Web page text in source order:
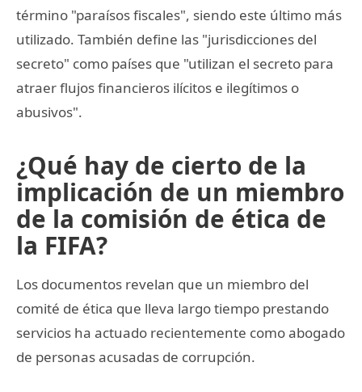
término "paraísos fiscales", siendo este último más
utilizado. También define las "jurisdicciones del
secreto" como países que "utilizan el secreto para
atraer flujos financieros ilícitos e ilegítimos o
abusivos".
¿Qué hay de cierto de la
implicación de un miembro
de la comisión de ética de
la FIFA?
Los documentos revelan que un miembro del
comité de ética que lleva largo tiempo prestando
servicios ha actuado recientemente como abogado
de personas acusadas de corrupción.